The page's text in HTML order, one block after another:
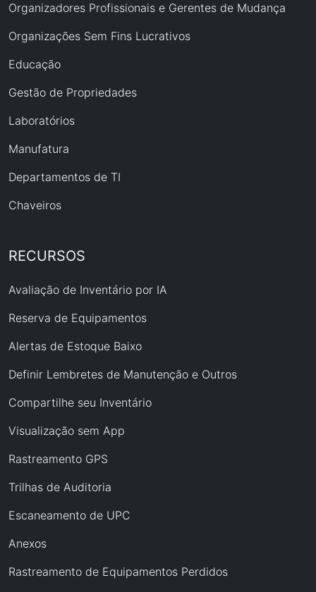
Organizadores Profissionais e Gerentes de Mudança
Organizações Sem Fins Lucrativos
Educação
Gestão de Propriedades
Laboratórios
Manufatura
Departamentos de TI
Chaveiros
RECURSOS
Avaliação de Inventário por IA
Reserva de Equipamentos
Alertas de Estoque Baixo
Definir Lembretes de Manutenção e Outros
Compartilhe seu Inventário
Visualização sem App
Rastreamento GPS
Trilhas de Auditoria
Escaneamento de UPC
Anexos
Rastreamento de Equipamentos Perdidos